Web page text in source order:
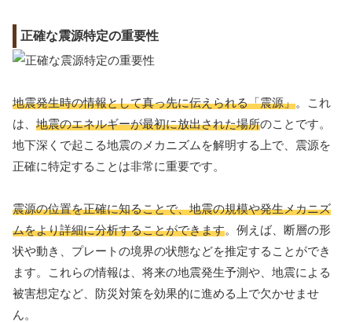
正確な震源特定の重要性
地震発生時の情報として真っ先に伝えられる「震源」。これ
は、 地震のエネルギーが最初に放出された場所のことです。
地下深くで起こる地震のメカニズムを解明する上で、震源を
正確に特定することは非常に重要です。
震源の位置を正確に知ることで、地震の規模や発生メカニズ
ムをより詳細に分析することができます。例えば、断層の形
状や動き、プレートの境界の状態などを推定することができ
ます。これらの情報は、将来の地震発生予測や、地震による
被害想定など、防災対策を効果的に進める上で欠かせませ
ん。